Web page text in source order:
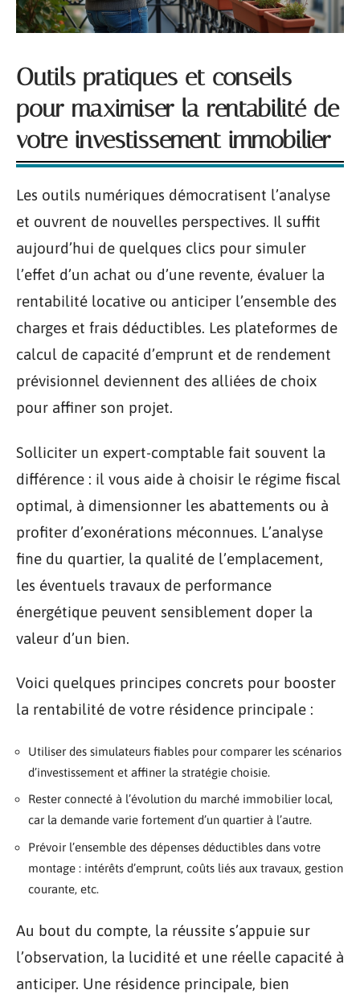
Outils pratiques et conseils
pour maximiser la rentabilité de
votre investissement immobilier
Les outils numériques démocratisent l’analyse
et ouvrent de nouvelles perspectives. Il suffit
aujourd’hui de quelques clics pour simuler
l’effet d’un achat ou d’une revente, évaluer la
rentabilité locative ou anticiper l’ensemble des
charges et frais déductibles. Les plateformes de
calcul de capacité d’emprunt et de rendement
prévisionnel deviennent des alliées de choix
pour affiner son projet.
Solliciter un expert-comptable fait souvent la
différence : il vous aide à choisir le régime fiscal
optimal, à dimensionner les abattements ou à
profiter d’exonérations méconnues. L’analyse
fine du quartier, la qualité de l’emplacement,
les éventuels travaux de performance
énergétique peuvent sensiblement doper la
valeur d’un bien.
Voici quelques principes concrets pour booster
la rentabilité de votre résidence principale :
Utiliser des simulateurs fiables pour comparer les scénarios
d’investissement et affiner la stratégie choisie.
Rester connecté à l’évolution du marché immobilier local,
car la demande varie fortement d’un quartier à l’autre.
Prévoir l’ensemble des dépenses déductibles dans votre
montage : intérêts d’emprunt, coûts liés aux travaux, gestion
courante, etc.
Au bout du compte, la réussite s’appuie sur
l’observation, la lucidité et une réelle capacité à
anticiper. Une résidence principale, bien